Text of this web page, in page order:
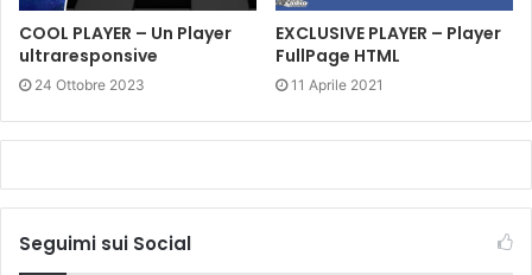
COOL PLAYER – Un Player
ultraresponsive
24 Ottobre 2023
EXCLUSIVE PLAYER – Player
FullPage HTML
11 Aprile 2021
Seguimi sui Social